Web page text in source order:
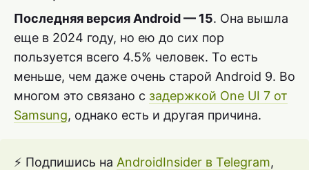
Последняя версия Android — 15. Она вышла
еще в 2024 году, но ею до сих пор
пользуется всего 4.5% человек. То есть
меньше, чем даже очень старой Android 9. Во
многом это связано с задержкой One UI 7 от
Samsung, однако есть и другая причина.
⚡ Подпишись на AndroidInsider в Telegram,